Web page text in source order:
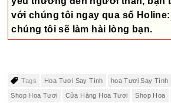
với chúng tôi ngay qua số
chúng tôi sẽ làm hài lòng bạn.
Tags Hoa Tươi Say Tình hoa Tươi Say Tình
Shop Hoa Tươi Cửa Hàng Hoa Tươi Shop Hoa